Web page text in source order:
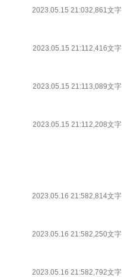
2023.05.15 21:032,861文字
2023.05.15 21:112,416文字
2023.05.15 21:113,089文字
2023.05.15 21:112,208文字
2023.05.16 21:582,814文字
2023.05.16 21:582,250文字
2023.05.16 21:582,792文字